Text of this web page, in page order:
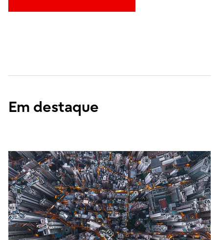
Em destaque